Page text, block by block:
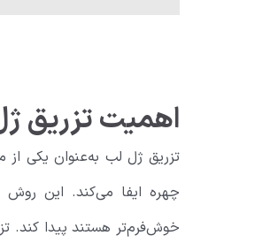
اهمیت تزریق
تزریق ژل لب به‌عنوان یکی
چهره ایفا می‌کند. این روش
خوش‌فرم‌تر هستند پیدا کند.